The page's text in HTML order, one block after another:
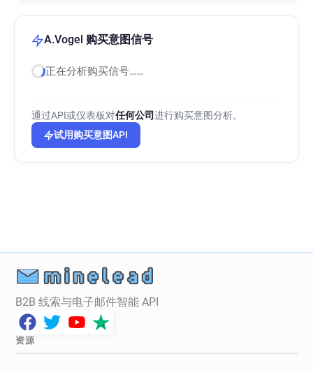
A.Vogel 购买意图信号
正在分析购买信号……
通过API或仪表板对任何公司进行购买意图分析。
试用购买意图API
B2B 线索与电子邮件智能 API
资源